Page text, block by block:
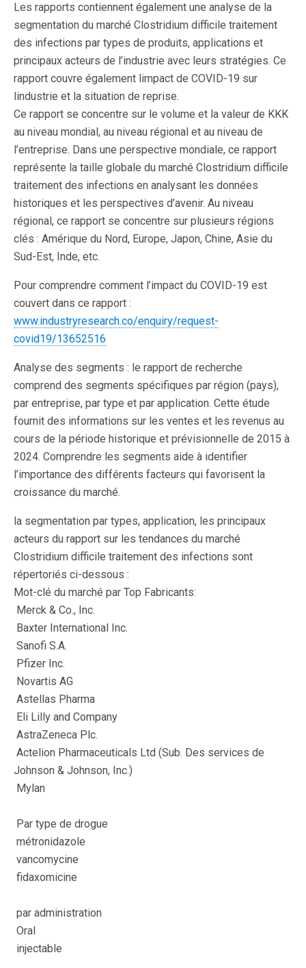
Les rapports contiennent également une analyse de la
segmentation du marché Clostridium difficile traitement
des infections par types de produits, applications et
principaux acteurs de l’industrie avec leurs stratégies. Ce
rapport couvre également limpact de COVID-19 sur
lindustrie et la situation de reprise.
Ce rapport se concentre sur le volume et la valeur de KKK
au niveau mondial, au niveau régional et au niveau de
l’entreprise. Dans une perspective mondiale, ce rapport
représente la taille globale du marché Clostridium difficile
traitement des infections en analysant les données
historiques et les perspectives d’avenir. Au niveau
régional, ce rapport se concentre sur plusieurs régions
clés : Amérique du Nord, Europe, Japon, Chine, Asie du
Sud-Est, Inde, etc.
Pour comprendre comment l’impact du COVID-19 est
couvert dans ce rapport :
www.industryresearch.co/enquiry/request-
covid19/13652516
Analyse des segments : le rapport de recherche
comprend des segments spécifiques par région (pays),
par entreprise, par type et par application. Cette étude
fournit des informations sur les ventes et les revenus au
cours de la période historique et prévisionnelle de 2015 à
2024. Comprendre les segments aide à identifier
l’importance des différents facteurs qui favorisent la
croissance du marché.
la segmentation par types, application, les principaux
acteurs du rapport sur les tendances du marché
Clostridium difficile traitement des infections sont
répertoriés ci-dessous :
Mot-clé du marché par Top Fabricants:
Merck & Co., Inc.
Baxter International Inc.
Sanofi S.A.
Pfizer Inc.
Novartis AG
Astellas Pharma
Eli Lilly and Company
AstraZeneca Plc.
Actelion Pharmaceuticals Ltd (Sub. Des services de
Johnson & Johnson, Inc.)
Mylan
Par type de drogue
métronidazole
vancomycine
fidaxomicine
par administration
Oral
injectable